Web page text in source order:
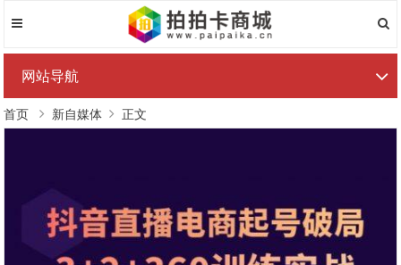
网站导航
首页 新自媒体 正文